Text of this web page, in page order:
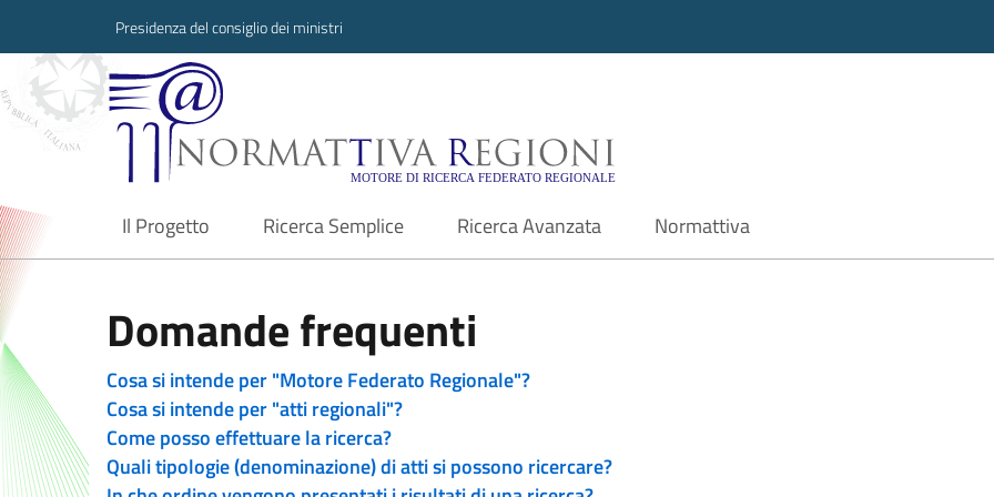
Presidenza del consiglio dei ministri
Normattiva Regioni - Motore di ricerca
Il Progetto
current Ricerca Semplice Ricerca Avanzata Normattiva
Domande frequenti
Cosa si intende per "Motore Federato Regionale"?
Cosa si intende per "atti regionali"?
Come posso effettuare la ricerca?
Quali tipologie (denominazione) di atti si possono ricercare?